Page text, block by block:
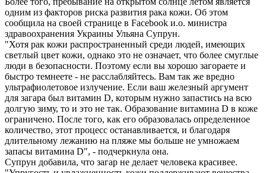
одним из факторов риска развития рака кожи. Об этом
сообщила на своей странице в Facebook и.о. министра
здравоохранения Украины Ульяна Супрун.
"Хотя рак кожи распространенный среди людей, имеющих
светлый цвет кожи, однако это не означает, что более смуглые
люди в безопасности. Поэтому если вы хорошо загораете и
быстро темнеете - не расслабляйтесь. Вам так же вредно
ультрафиолетовое излучение. Если ваш железный аргумент
для загара был витамин D, которым нужно запастись на всю
долгую зиму, то и это не так. Образование витамина D в коже
ограничено. После того, как его образовалась определенное
количество, этот процесс останавливается, и благодаря
длительному лежанию на пляже мы больше не умножаем
запасы витамина D", - подчеркнула она.
Супрун добавила, что загар не делает человека красивее.